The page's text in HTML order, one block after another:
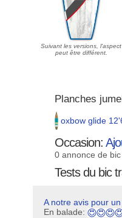
Suivant les versions, l'aspect
peut être différent.
Planches
oxbow glide
Occasion:
0 annonce de
Tests du bic
A notre avis pour
En balade: